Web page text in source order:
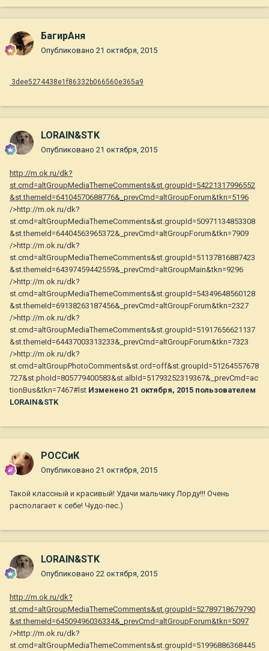
БагирАня
Опубликовано 21 октября, 2015
3dee5274438e1f86332b066560e365a9
LORAIN&STK
Опубликовано 21 октября, 2015
http://m.ok.ru/dk?
st.cmd=altGroupMediaThemeComments&st.groupId=54221317996552
&st.themeId=64104570688776&_prevCmd=altGroupForum&tkn=5196
/>http://m.ok.ru/dk?
st.cmd=altGroupMediaThemeComments&st.groupId=50971134853308
&st.themeId=64404563965372&_prevCmd=altGroupForum&tkn=7909
/>http://m.ok.ru/dk?
st.cmd=altGroupMediaThemeComments&st.groupId=51137816887423
&st.themeId=64397459442559&_prevCmd=altGroupMain&tkn=9296
/>http://m.ok.ru/dk?
st.cmd=altGroupMediaThemeComments&st.groupId=54349648560128
&st.themeId=69138263187456&_prevCmd=altGroupForum&tkn=2327
/>http://m.ok.ru/dk?
st.cmd=altGroupMediaThemeComments&st.groupId=51917656621137
&st.themeId=64437003313233&_prevCmd=altGroupForum&tkn=7323
/>http://m.ok.ru/dk?
st.cmd=altGroupPhotoComments&st.ord=off&st.groupId=51264557678
727&st.phoId=805779400583&st.albId=51793252319367&_prevCmd=ac
tionBus&tkn=7467#lst Изменено 21 октября, 2015 пользователем
LORAIN&STK
РОССиК
Опубликовано 21 октября, 2015
Такой классный и красивый! Удачи мальчику Лорду!!! Очень
располагает к себе! Чудо-пес.)
LORAIN&STK
Опубликовано 22 октября, 2015
http://m.ok.ru/dk?
st.cmd=altGroupMediaThemeComments&st.groupId=52789718679790
&st.themeId=64509496036334&_prevCmd=altGroupForum&tkn=5097
/>http://m.ok.ru/dk?
st.cmd=altGroupMediaThemeComments&st.groupId=51996886368445